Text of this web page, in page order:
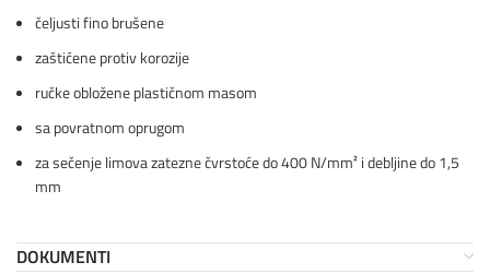
čeljusti fino brušene
zaštićene protiv korozije
ručke obložene plastičnom masom
sa povratnom oprugom
za sečenje limova zatezne čvrstoće do 400 N/mm² i debljine do 1,5
mm
DOKUMENTI